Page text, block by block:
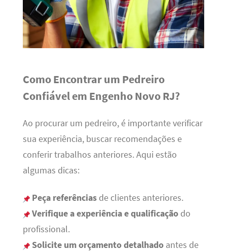
Como Encontrar um Pedreiro
Confiável em Engenho Novo RJ?
Ao procurar um pedreiro, é importante verificar
sua experiência, buscar recomendações e
conferir trabalhos anteriores. Aqui estão
algumas dicas:
Peça referênciasde clientes anteriores.
Verifique a experiência e qualificaçãodo
profissional.
Solicite um orçamento detalhadoantes de